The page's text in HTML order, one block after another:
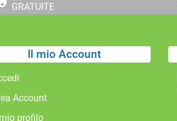
GRATUITE
Il mio Account
Account
profilo